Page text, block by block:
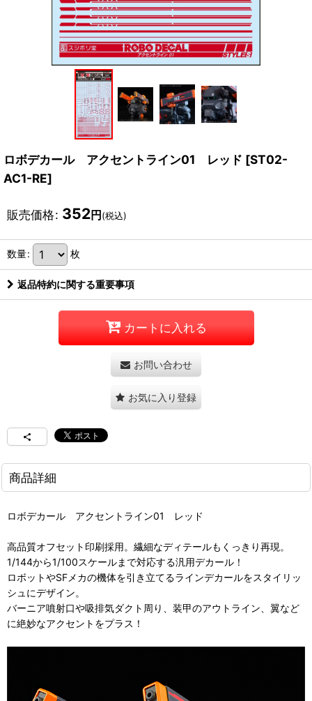
ロボデカール アクセントライン01 レッド [ST02-
AC1-RE]
販売価格: 352円(税込)
数量: 枚
返品特約に関する重要事項
カートに入れる
お問い合わせ
お気に入り登録
商品詳細
ロボデカール アクセントライン01 レッド
高品質オフセット印刷採用。繊細なディテールもくっきり再現。
1/144から1/100スケールまで対応する汎用デカール！
ロボットやSFメカの機体を引き立てるラインデカールをスタイリッ
シュにデザイン。
バーニア噴射口や吸排気ダクト周り、装甲のアウトライン、翼など
に絶妙なアクセントをプラス！